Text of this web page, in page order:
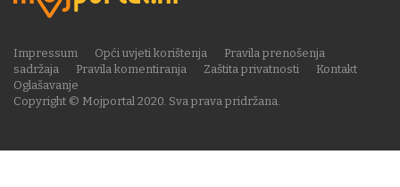
Copyright © Mojportal 2020. Sva prava pridržana.
Impressum Opći uvjeti korištenja
Pravila prenošenja
sadržaja
Pravila komentiranja Zaštita privatnosti
Kontakt
Oglašavanje